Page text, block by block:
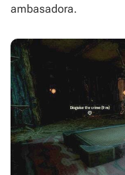
ambasadora.